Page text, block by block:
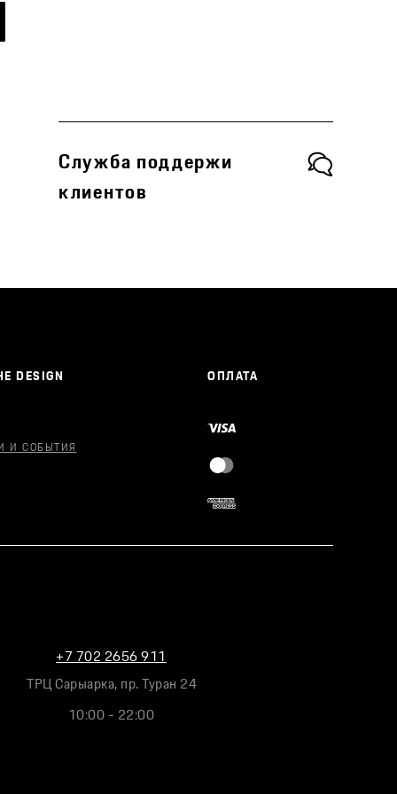
Служба поддержи
клиентов
DESIGN ОПЛАТА
И СОБЫТИЯ
ТРЦ Сарыарка, пр. Туран 24
10:00 - 22:00
+7 702 2656 911